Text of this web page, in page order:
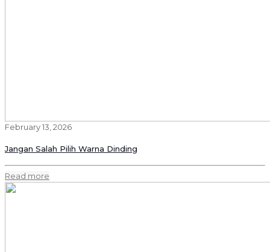
February 13, 2026
Jangan Salah Pilih Warna Dinding
Read more